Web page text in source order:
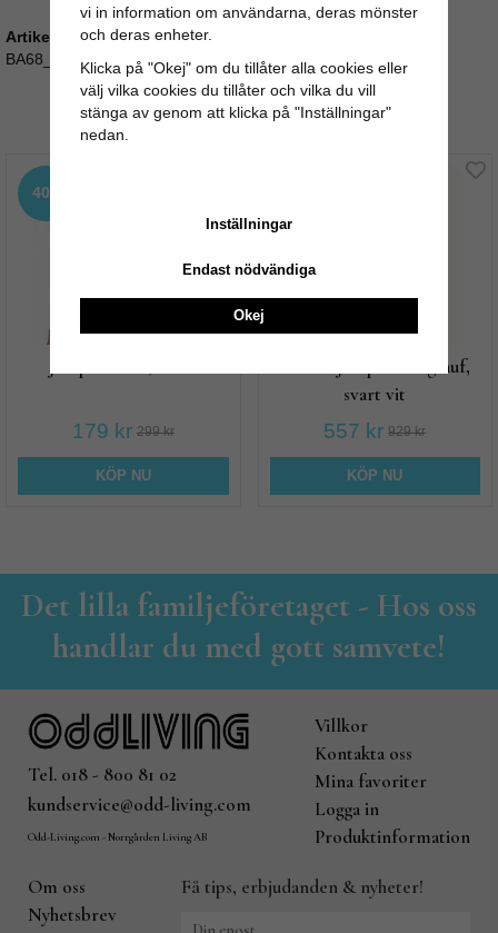
Artikelnummer:
BA68_AC2413
Rekommenderade tillbehör till denna produkt
40%
179 kr 299 kr
KÖP NU
Button Jumper Langlauf,
svart vit
557 kr 929 kr
KÖP NU
Det lilla familjeföretaget - Hos oss
handlar du med gott samvete!
Tel. 018 - 800 81 02
kundservice@odd-living.com
Odd-Living.com - Norrgården Living AB
Villkor
Kontakta oss
Mina favoriter
Logga in
Produktinformation
Om oss
Nyhetsbrev
Få tips, erbjudanden & nyheter!
vi in information om användarna, deras mönster
och deras enheter.
Klicka på "Okej" om du tillåter alla cookies eller
välj vilka cookies du tillåter och vilka du vill
stänga av genom att klicka på "Inställningar"
nedan.
Inställningar
Endast nödvändiga
Okej